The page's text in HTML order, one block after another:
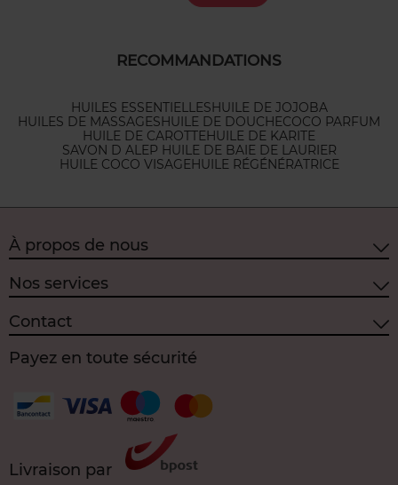
RECOMMANDATIONS
HUILES ESSENTIELLESHUILE DE JOJOBA
HUILES DE MASSAGESHUILE DE DOUCHECOCO PARFUM
HUILE DE CAROTTEHUILE DE KARITE
SAVON D ALEP HUILE DE BAIE DE LAURIER
HUILE COCO VISAGEHUILE RÉGÉNÉRATRICE
À propos de nous
Nos services
Contact
Payez en toute sécurité
Livraison par